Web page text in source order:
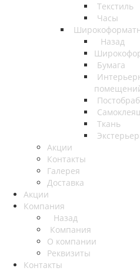
Текстиль
Часы
Назад
Бумага
Ткань
Акции
Контакты
Галерея
Доставка
Акции
Компания
Назад
Компания
О компании
Реквизиты
Контакты